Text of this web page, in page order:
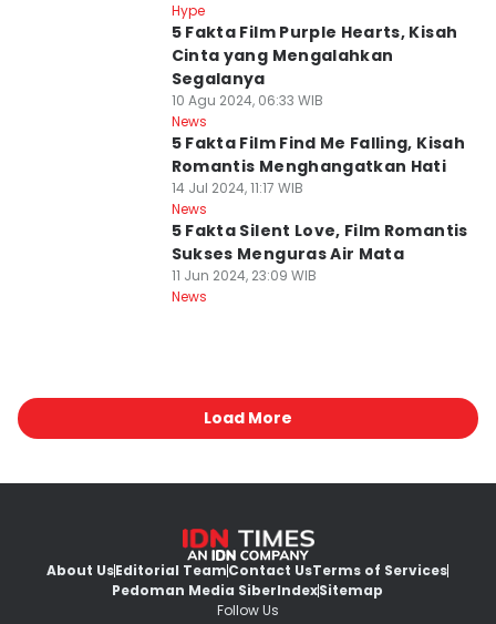
Hype
5 Fakta Film Purple Hearts, Kisah
Cinta yang Mengalahkan
Segalanya
10 Agu 2024, 06:33 WIB
News
5 Fakta Film Find Me Falling, Kisah
Romantis Menghangatkan Hati
14 Jul 2024, 11:17 WIB
News
5 Fakta Silent Love, Film Romantis
Sukses Menguras Air Mata
11 Jun 2024, 23:09 WIB
News
Load More
About UsEditorial TeamContact UsTerms of Services
Pedoman Media SiberIndexSitemap
Follow Us